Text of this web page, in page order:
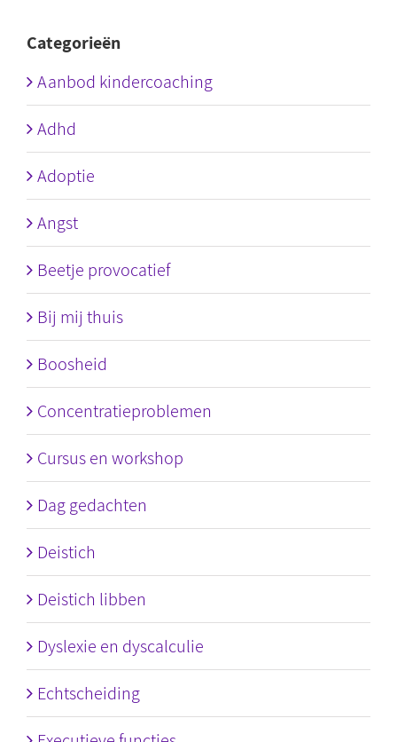
Categorieën
Aanbod kindercoaching
Adhd
Adoptie
Angst
Beetje provocatief
Bij mij thuis
Boosheid
Concentratieproblemen
Cursus en workshop
Dag gedachten
Deistich
Deistich libben
Dyslexie en dyscalculie
Echtscheiding